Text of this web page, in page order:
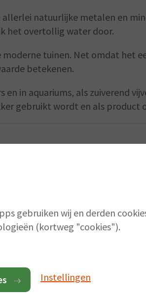
allerlei natuurlijke metalen en
het overtollig water door.
tuinen. Net omdat het
betekenen.
in aquariums, als zuiverend
gebruikt wordt en als product
lava zeer rijk is aan allerlei
vocht vast; vocht dat weer
omdat het slechts éénmaal
produceert die planten
heermoes ofwel
houtsnippers,
gebruiken wij en derden
(kortweg "cookies").
Instellingen